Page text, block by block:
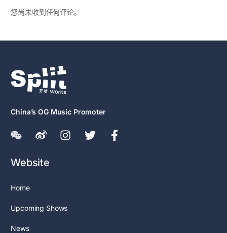
您尚未收到任何评论。
China’s OG Music Promoter
Website
Home
Upcoming Shows
News